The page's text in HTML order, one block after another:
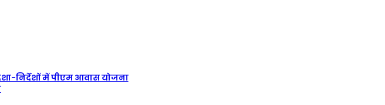
निर्देशों में पीएम आवास योजना